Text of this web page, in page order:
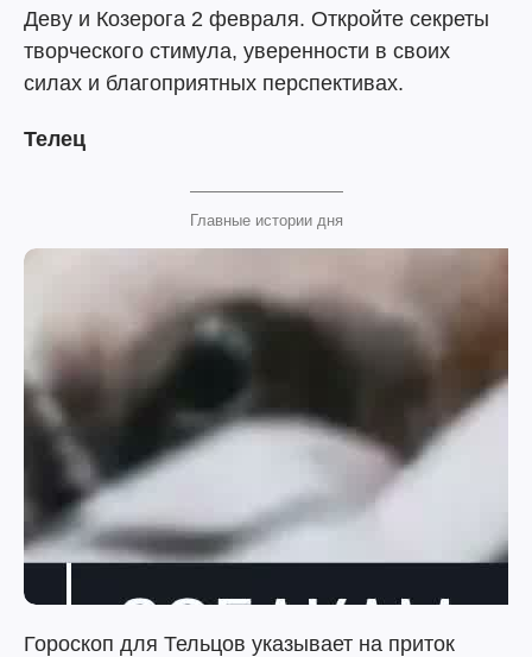
Деву и Козерога 2 февраля. Откройте секреты
творческого стимула, уверенности в своих
силах и благоприятных перспективах.
Телец
Главные истории дня
Гороскоп для Тельцов указывает на приток